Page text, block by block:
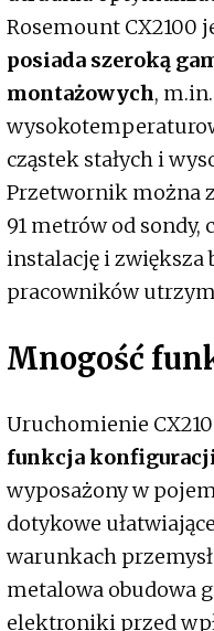
Rosemount CX2100
posiada szeroką
montażowych,
cząstek stałych i
Przetwornik można
91 metrów od sondy,
instalację i zwiększa
pracowników
Mnogość
Uruchomienie
funkcja
wyposażony w
dotykowe
warunkach
metalowa obudowa
elektroniki przed